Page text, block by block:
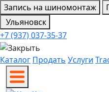
Запись на шиномонтаж
Ульяновск
+7 (937) 037-35-37
Каталог Продать Услуги